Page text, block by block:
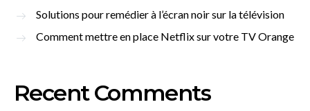
Solutions pour remédier à l’écran noir sur la télévision
Comment mettre en place Netflix sur votre TV Orange
Recent Comments